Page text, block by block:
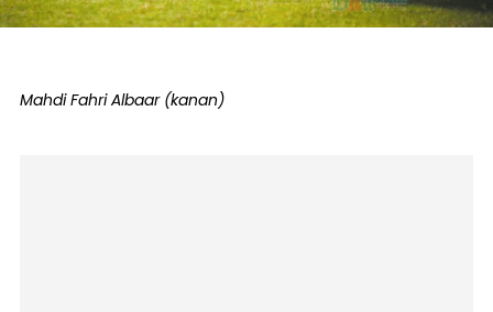
Mahdi Fahri Albaar (kanan)